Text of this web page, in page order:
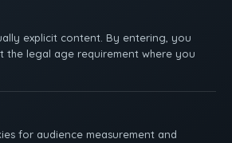
explicit content. By entering, you
the legal age requirement where you
for audience measurement and